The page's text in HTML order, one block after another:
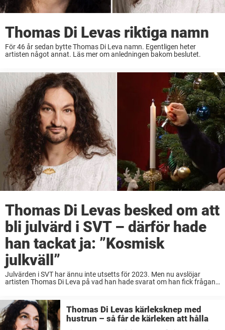
Thomas Di Levas riktiga namn
För 46 år sedan bytte Thomas Di Leva namn. Egentligen heter
artisten något annat. Läs mer om anledningen bakom beslutet.
Thomas Di Levas besked om att
bli julvärd i SVT – därför hade
han tackat ja: ”Kosmisk
julkväll”
Julvärden i SVT har ännu inte utsetts för 2023. Men nu avslöjar
artisten Thomas Di Leva på vad han hade svarat om han fick frågan
Thomas Di Levas kärleksknep med
hustrun – så får de kärleken att hålla